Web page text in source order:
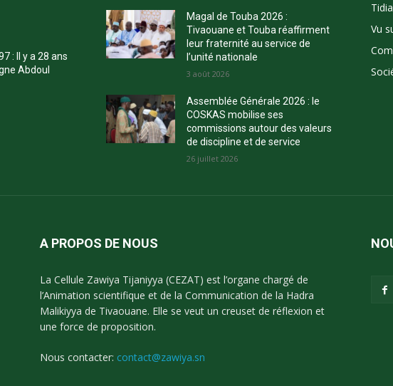
: Il y a 28 ans
Abdoul
Magal de Touba 2026 :
Tivaouane et Touba réaffirment
leur fraternité au service de
l’unité nationale
3 août 2026
Assemblée Générale 2026 : le
COSKAS mobilise ses
commissions autour des valeurs
de discipline et de service
26 juillet 2026
Vu
A PROPOS DE NOUS
La Cellule Zawiya Tijaniyya (CEZAT) est l’organe chargé de
l’Animation scientifique et de la Communication de la Hadra
Malikiyya de Tivaouane. Elle se veut un creuset de réflexion et
une force de proposition.
Nous contacter: contact@zawiya.sn